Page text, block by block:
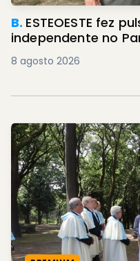
B. ESTEOESTE fez
independente no
8 agosto 2026